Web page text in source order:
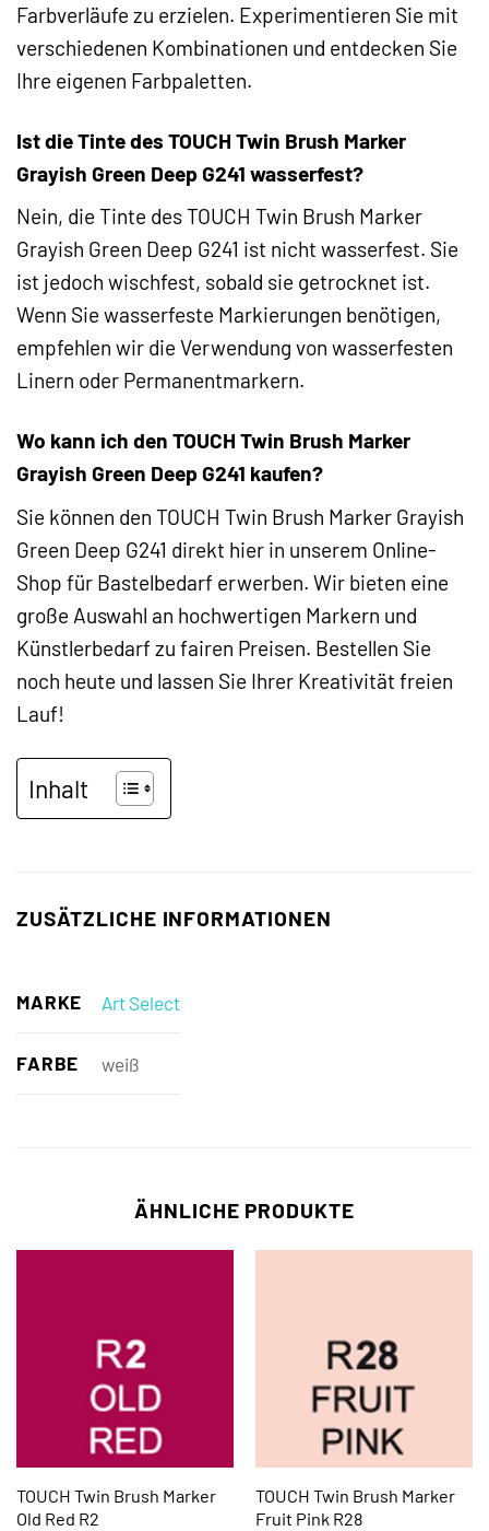
Farbverläufe zu erzielen. Experimentieren Sie mit
verschiedenen Kombinationen und entdecken Sie
Ihre eigenen Farbpaletten.
Ist die Tinte des TOUCH Twin Brush Marker
Grayish Green Deep G241 wasserfest?
Nein, die Tinte des TOUCH Twin Brush Marker
Grayish Green Deep G241 ist nicht wasserfest. Sie
ist jedoch wischfest, sobald sie getrocknet ist.
Wenn Sie wasserfeste Markierungen benötigen,
empfehlen wir die Verwendung von wasserfesten
Linern oder Permanentmarkern.
Wo kann ich den TOUCH Twin Brush Marker
Grayish Green Deep G241 kaufen?
Sie können den TOUCH Twin Brush Marker Grayish
Green Deep G241 direkt hier in unserem Online-
Shop für Bastelbedarf erwerben. Wir bieten eine
große Auswahl an hochwertigen Markern und
Künstlerbedarf zu fairen Preisen. Bestellen Sie
noch heute und lassen Sie Ihrer Kreativität freien
Lauf!
Inhalt
ZUSÄTZLICHE INFORMATIONEN
MARKE Art Select
FARBE weiß
ÄHNLICHE PRODUKTE
TOUCH Twin Brush Marker
Old Red R2
TOUCH Twin Brush Marker
Fruit Pink R28